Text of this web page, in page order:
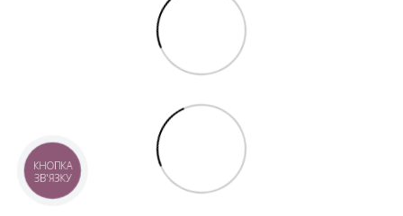
КНОПКА
ЗВ'ЯЗКУ